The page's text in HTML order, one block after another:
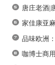
唐庄老酒|
家佳康亚
品味欧洲
咖博士商